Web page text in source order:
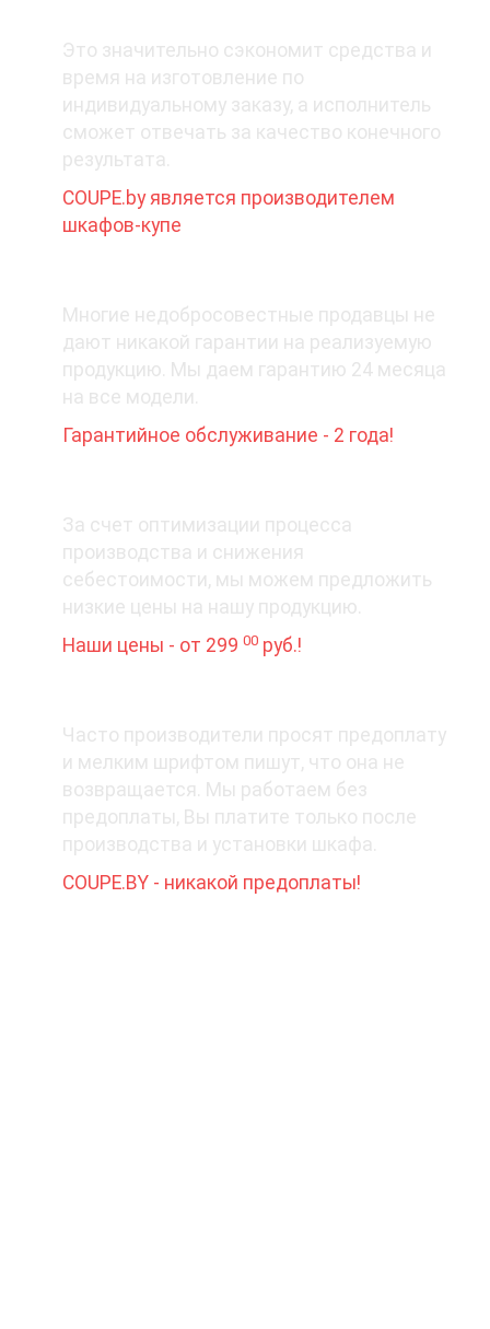
Это значительно сэкономит средства и
время на изготовление по
индивидуальному заказу, а исполнитель
сможет отвечать за качество конечного
результата.
COUPE.by является производителем
шкафов-купе
Многие недобросовестные продавцы не
дают никакой гарантии на реализуемую
продукцию. Мы даем гарантию 24 месяца
на все модели.
Гарантийное обслуживание - 2 года!
За счет оптимизации процесса
производства и снижения
себестоимости, мы можем предложить
низкие цены на нашу продукцию.
Наши цены - от 29900 руб.!
Часто производители просят предоплату
и мелким шрифтом пишут, что она не
возвращается. Мы работаем без
предоплаты, Вы платите только после
производства и установки шкафа.
COUPE.BY - никакой предоплаты!